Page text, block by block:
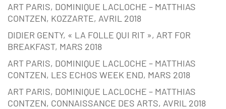
ART PARIS, DOMINIQUE LACLOCHE – MATTHIAS
CONTZEN, KOZZARTE, AVRIL 2018
DIDIER GENTY, « LA FOLLE QUI RIT », ART FOR
BREAKFAST, MARS 2018
ART PARIS, DOMINIQUE LACLOCHE – MATTHIAS
CONTZEN, LES ECHOS WEEK END, MARS 2018
ART PARIS, DOMINIQUE LACLOCHE – MATTHIAS
CONTZEN, CONNAISSANCE DES ARTS, AVRIL 2018